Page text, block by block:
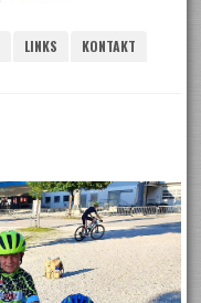
LINKS
KONTAKT